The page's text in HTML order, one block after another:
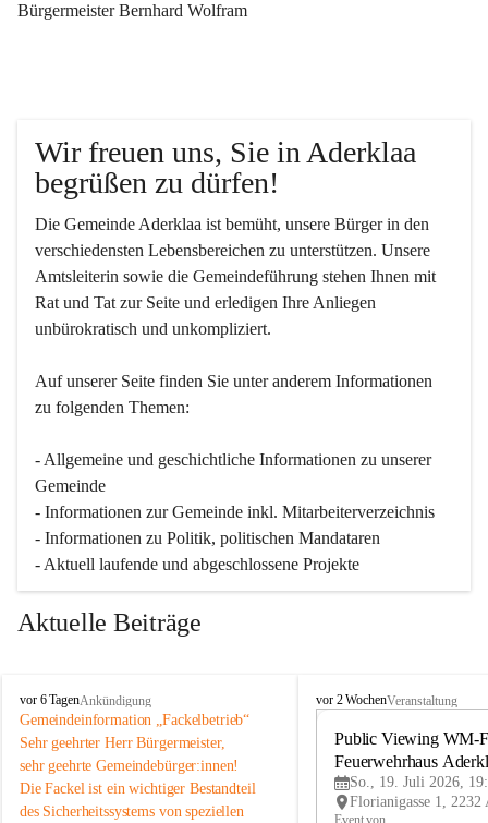
Bürgermeister Bernhard Wolfram
Wir freuen uns, Sie in Aderklaa
begrüßen zu dürfen!
Die Gemeinde Aderklaa ist bemüht, unsere Bürger in den
verschiedensten Lebensbereichen zu unterstützen. Unsere
Amtsleiterin sowie die Gemeindeführung stehen Ihnen mit
Rat und Tat zur Seite und erledigen Ihre Anliegen
unbürokratisch und unkompliziert.
Auf unserer Seite finden Sie un­ter an­de­rem Informationen
zu folgenden Themen:
- Allgemeine und geschichtliche Informationen zu unserer
Gemeinde
- Informationen zur Gemeinde inkl. Mitarbeiterverzeichnis
- Informationen zu Politik, politischen Mandataren
- Aktuell laufende und abgeschlossene Projekte
Aktuelle Beiträge
A
d
e
r
k
l
a
vor 6 TagenAnkündigung
Gemeindeinformation „Fackelbetrieb“
Sehr geehrter Herr Bürgermeister,
sehr geehrte Gemeindebürger:innen!
Die Fackel ist ein wichtiger Bestandteil
des Sicherheitssystems von speziellen
A
vor 2 WochenVeranstaltung
Public Viewing WM-
Feuerwehrhaus
So., 19. Juli 2026,
Event von